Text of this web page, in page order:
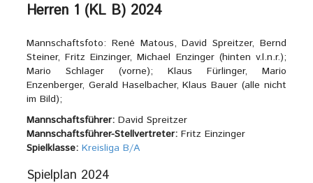
Herren 1 (KL B) 2024
Mannschaftsfoto: René Matous, David Spreitzer, Bernd
Steiner, Fritz Einzinger, Michael Enzinger (hinten v.l.n.r.);
Mario Schlager (vorne); Klaus Fürlinger, Mario
Enzenberger, Gerald Haselbacher, Klaus Bauer (alle nicht
im Bild);
Mannschaftsführer: David Spreitzer
Mannschaftsführer-Stellvertreter: Fritz Einzinger
Spielklasse: Kreisliga B/A
Spielplan 2024